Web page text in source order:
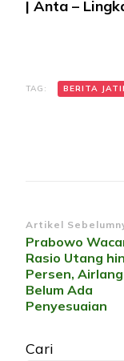
| Anta –
TAG: BERITA
Navigasi
Artikel
Artikel
Prabowo
Rasio Utang
Persen,
Belum Ada
Penyesuaian
Cari